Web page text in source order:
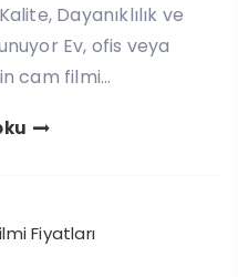
Dayanıklılık ve
Ev, ofis veya
cam filmi...